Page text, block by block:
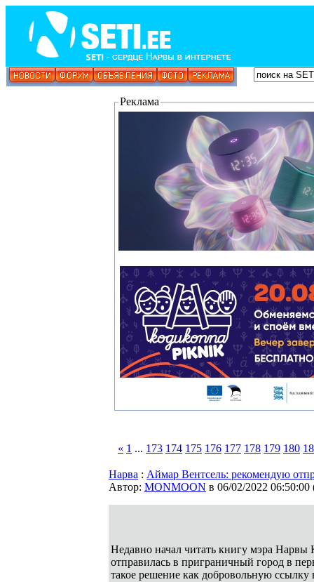
Реклама
« 1 ... 173 174 175 176 177 178 179 180
Нарва : Аймар Вентсель: рекомендую
Автор: MONMOON в 06/02/2022 06:50:00
Недавно начал читать книгу мэра
отправилась в приграничный город в
такое решение как добровольную